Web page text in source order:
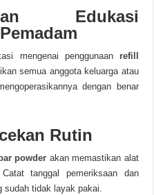
Edukasi
mengenai penggunaan refill
semua anggota keluarga atau
dengan benar
Rutin
powder akan memastikan alat
tanggal pemeriksaan dan
sudah tidak layak pakai.